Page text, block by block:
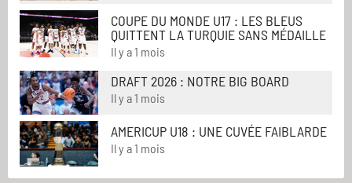
COUPE DU MONDE U17 : LES BLEUS
QUITTENT LA TURQUIE SANS MÉDAILLE
Il y a 1 mois
DRAFT 2026 : NOTRE BIG BOARD
Il y a 1 mois
AMERICUP U18 : UNE CUVÉE FAIBLARDE
Il y a 1 mois